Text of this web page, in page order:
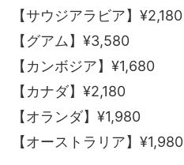
【サウジアラビア】¥2,180
【グアム】¥3,580
【カンボジア】¥1,680
【カナダ】¥2,180
【オランダ】¥1,980
【オーストラリア】¥1,980